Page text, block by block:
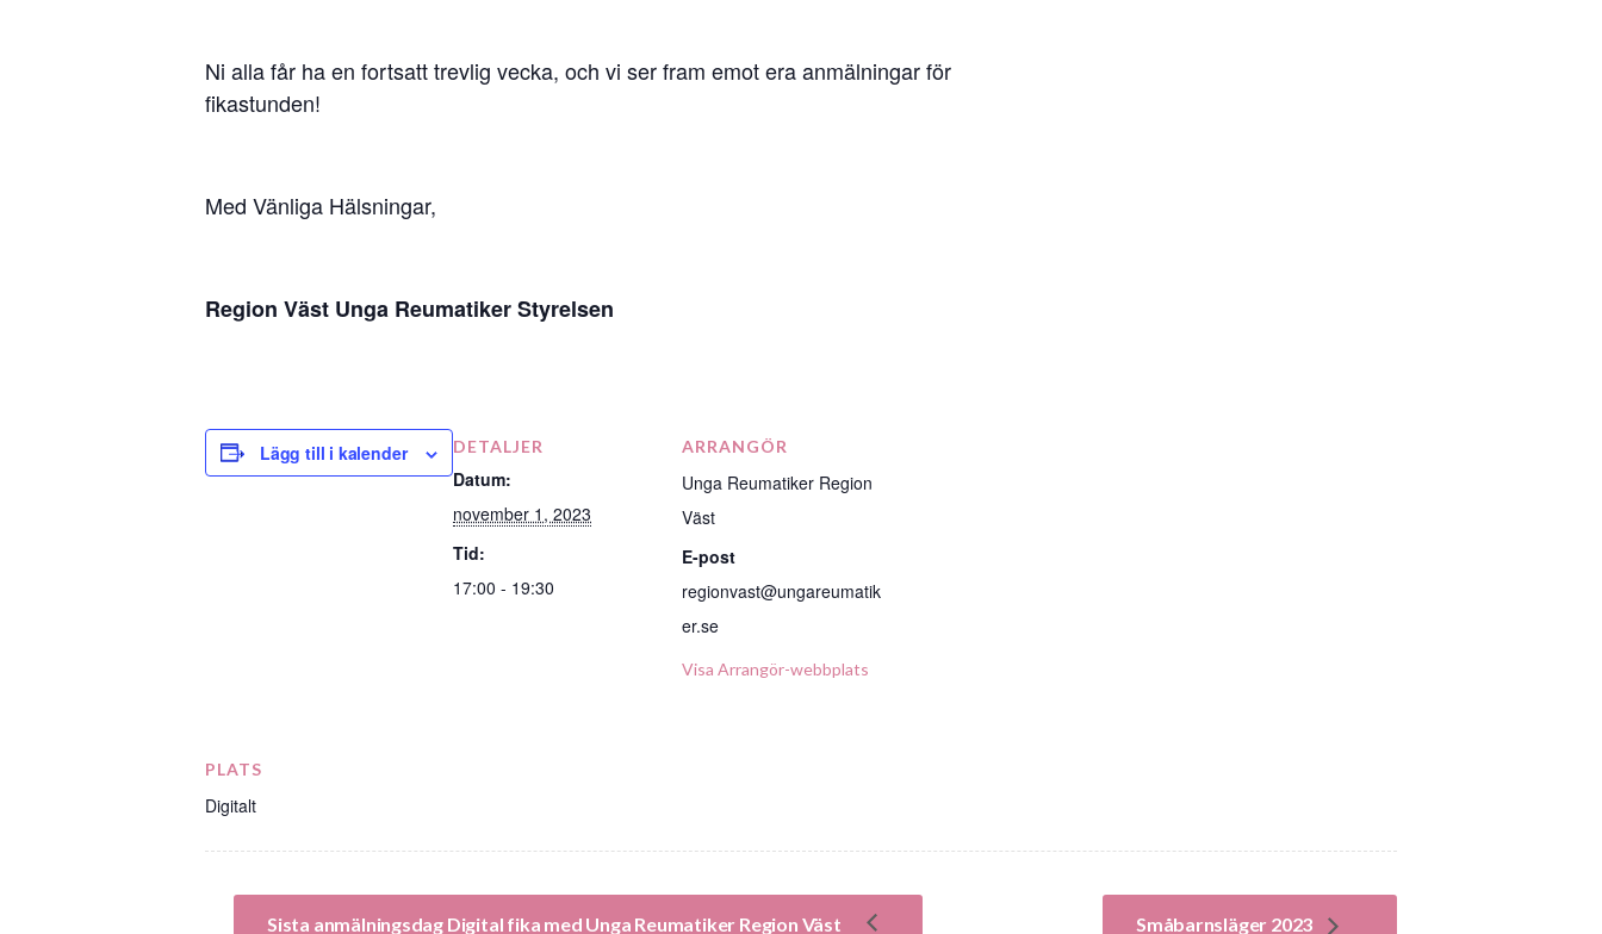
Ni alla får ha en fortsatt trevlig vecka, och vi ser fram emot era anmälningar för
fikastunden!
Med Vänliga Hälsningar,
Region Väst Unga Reumatiker Styrelsen
Lägg till i kalender DETALJER
Datum:
november 1, 2023
Tid:
17:00 - 19:30
ARRANGÖR
Unga Reumatiker Region
Väst
E-post
regionvast@ungareumatik
er.se
Visa Arrangör-webbplats
PLATS
Digitalt
Sista anmälningsdag Digital fika med Unga Reumatiker Region Väst Småbarnsläger 2023